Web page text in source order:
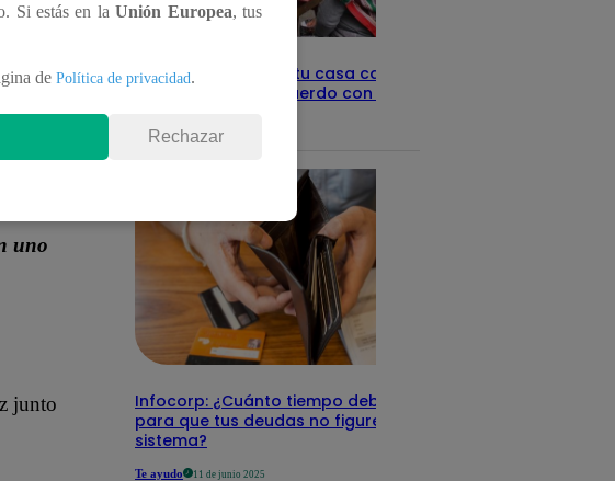
uno
junto
Revisa con tu DNI si tu casa califica
como pobre, de acuerdo con el Sisfoh
Infocorp: ¿Cuánto tiempo debe pasar
para que tus deudas no figuren en su
sistema?
Te ayudo 11 de junio 2025
Si estás en laUnión Europea, tus
de Política de privacidad.
Rechazar